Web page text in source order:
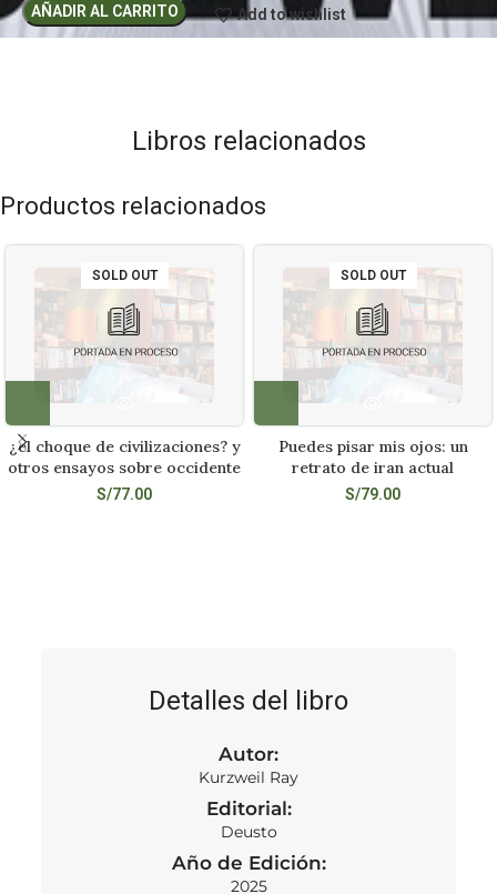
AÑADIR AL CARRITO Add to wishlist
Libros relacionados
Productos relacionados
SOLD OUT
¿el choque de civilizaciones? y
otros ensayos sobre occidente
S/77.00
SOLD OUT
Puedes pisar mis ojos: un
retrato de iran actual
S/79.00
Detalles del libro
Autor:
Kurzweil Ray
Editorial:
Deusto
Año de Edición:
2025